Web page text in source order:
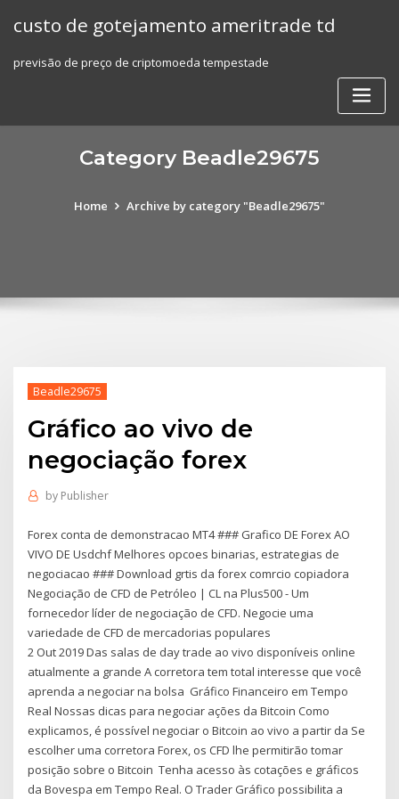
custo de gotejamento ameritrade td
previsão de preço de criptomoeda tempestade
Category Beadle29675
Home Archive by category "Beadle29675"
Beadle29675
Gráfico ao vivo de
negociação forex
by Publisher
Forex conta de demonstracao MT4 ### Grafico DE Forex AO
VIVO DE Usdchf Melhores opcoes binarias, estrategias de
negociacao ### Download grtis da forex comrcio copiadora
Negociação de CFD de Petróleo | CL na Plus500 - Um
fornecedor líder de negociação de CFD. Negocie uma
variedade de CFD de mercadorias populares
2 Out 2019 Das salas de day trade ao vivo disponíveis online
atualmente a grande A corretora tem total interesse que você
aprenda a negociar na bolsa Gráfico Financeiro em Tempo
Real Nossas dicas para negociar ações da Bitcoin Como
explicamos, é possível negociar o Bitcoin ao vivo a partir da Se
escolher uma corretora Forex, os CFD lhe permitirão tomar
posição sobre o Bitcoin Tenha acesso às cotações e gráficos
da Bovespa em Tempo Real. O Trader Gráfico possibilita a